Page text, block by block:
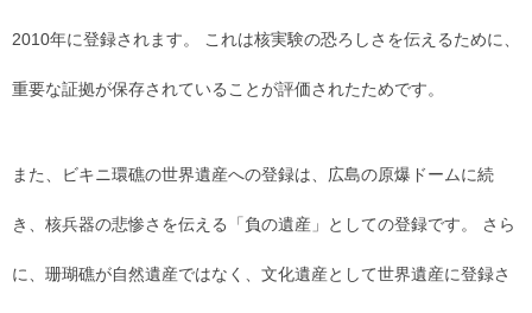
2010年に登録されます。 これは核実験の恐ろしさを伝えるために、
重要な証拠が保存されていることが評価されたためです。
また、ビキニ環礁の世界遺産への登録は、広島の原爆ドームに続
き、核兵器の悲惨さを伝える「負の遺産」としての登録です。 さら
に、珊瑚礁が自然遺産ではなく、文化遺産として世界遺産に登録さ